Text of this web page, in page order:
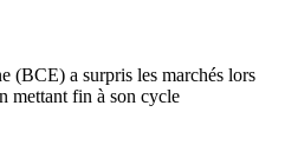
(BCE) a surpris les marchés lors
mettant fin à son cycle